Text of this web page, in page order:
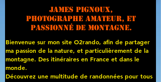
James PIGNOUX,
photographe amateur, et
passionné de montagne.
Bienvenue sur mon site O2rando, afin de partager
ma passion de la nature, et particulièrement de la
montagne. Des itinéraires en France et dans le
monde.
Découvrez une multitude de randonnées pour tous